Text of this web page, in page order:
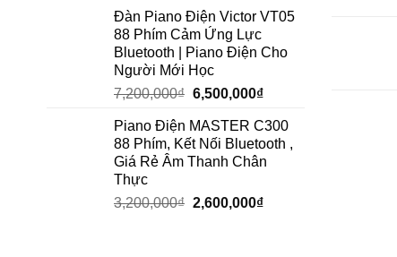
Đàn Piano Điện Victor VT05
88 Phím Cảm Ứng Lực
Bluetooth | Piano Điện Cho
Người Mới Học
7,200,000₫ 6,500,000₫
Piano Điện MASTER C300
88 Phím, Kết Nối Bluetooth ,
Giá Rẻ Âm Thanh Chân
Thực
3,200,000₫ 2,600,000₫